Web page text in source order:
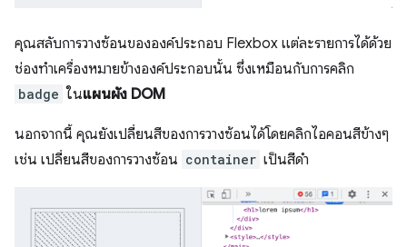
คุณสลับการวางซ้อนขององค์ประกอบ Flexbox แต่ละรายการได้ด้วย
ช่องทำเครื่องหมายข้างองค์ประกอบนั้น ซึ่งเหมือนกับการคลิก
badge ในแผนผัง DOM
นอกจากนี้ คุณยังเปลี่ยนสีของการวางซ้อนได้โดยคลิกไอคอนสีข้างๆ
เช่น เปลี่ยนสีของการวางซ้อน container เป็นสีดํา